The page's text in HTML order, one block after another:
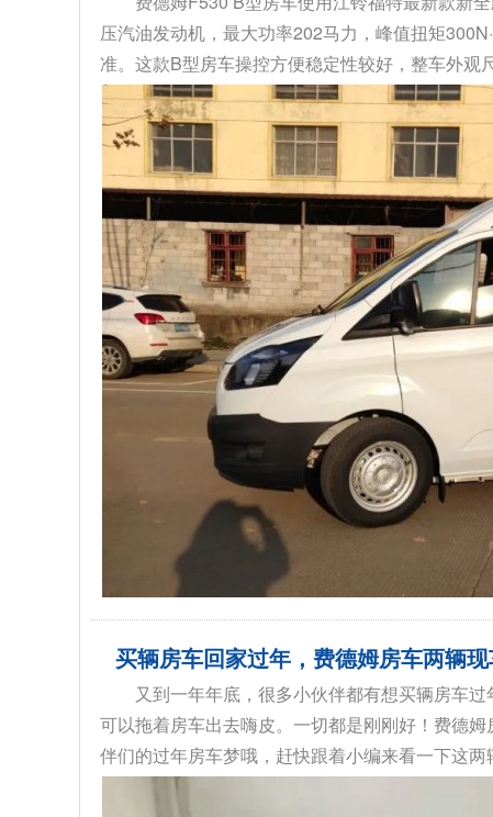
压汽油发动机，最大功率202马力，峰值扭矩
准。这款B型房车操控方便稳定性较好，整车外观
买辆房车回家过年，费德姆房车两辆
又到一年年底，很多小伙伴都有想买辆房车
可以拖着房车出去嗨皮。一切都是刚刚好！费德
伴们的过年房车梦哦，赶快跟着小编来看一下这